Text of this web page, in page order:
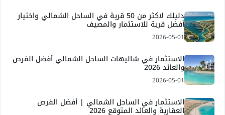
دليلك لاكثر من 50 قرية في الساحل الشمالي واختيار
أفضل قرية للاستثمار والمصيف
2026-05-01
الاستثمار في شاليهات الساحل الشمالي أفضل الفرص
والعائد 2026
2026-05-01
الاستثمار في الساحل الشمالي | أفضل الفرص
العقارية والعائد المتوقع 2026